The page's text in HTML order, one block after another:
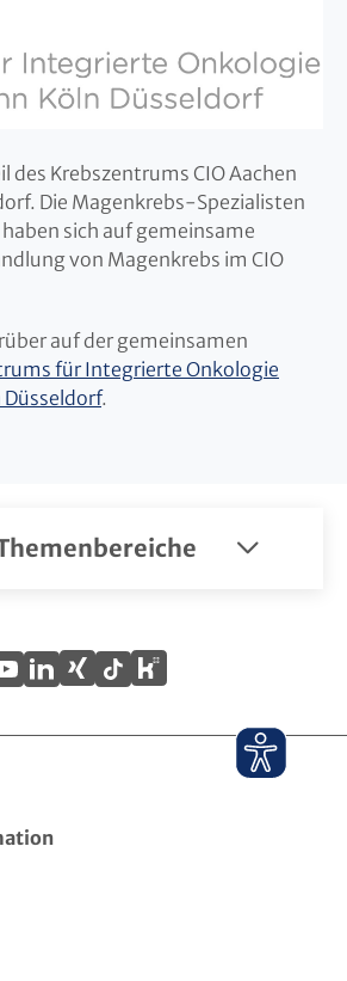
des Krebszentrums CIO Aachen
Die Magenkrebs-Spezialisten
sich auf gemeinsame
von Magenkrebs im CIO
auf der gemeinsamen
für Integrierte Onkologie
Düsseldorf.
YouTube
LinkedIn
Xing TiktokKununu